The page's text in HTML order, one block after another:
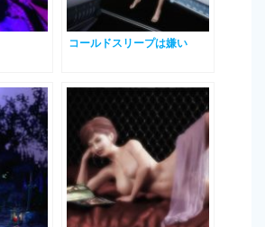
コールドスリープは嫌い